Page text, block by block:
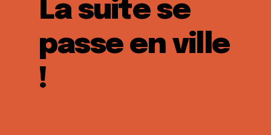
La suite se
passe en ville
!